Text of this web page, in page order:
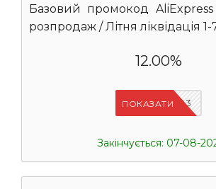
Базовий промокод
розпродаж / Літня ліквідація
12.00%
UASC03
ПОКАЗАТИ
Закінчується: 07-08-